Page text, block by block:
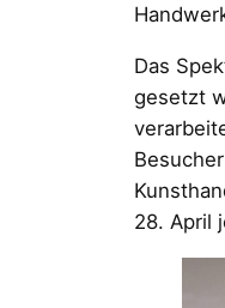
Das
gesetzt
28. April